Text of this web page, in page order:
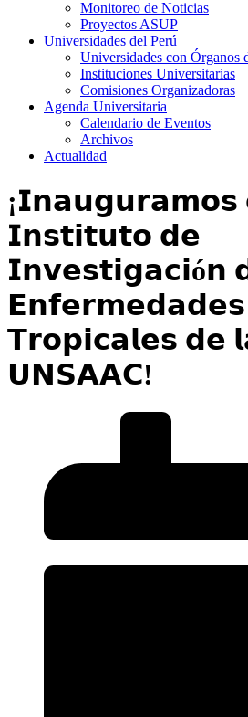
Monitoreo de Noticias
Proyectos ASUP
Universidades del Perú
Universidades con Órganos
Instituciones Universitarias
Comisiones Organizadoras
Agenda Universitaria
Calendario de Eventos
Archivos
Actualidad
¡𝗜𝗻𝗮𝘂𝗴𝘂𝗿𝗮𝗺𝗼𝘀
𝗜𝗻𝘀𝘁𝗶𝘁𝘂𝘁𝗼 𝗱𝗲
𝗜𝗻𝘃𝗲𝘀𝘁𝗶𝗴𝗮𝗰𝗶ó𝗻
𝗘𝗻𝗳𝗲𝗿𝗺𝗲𝗱𝗮𝗱𝗲𝘀
𝗧𝗿𝗼𝗽𝗶𝗰𝗮𝗹𝗲𝘀 𝗱𝗲
𝗨𝗡𝗦𝗔𝗔𝗖!